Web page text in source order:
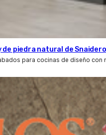
de piedra natural de Snaidero
para cocinas de diseño